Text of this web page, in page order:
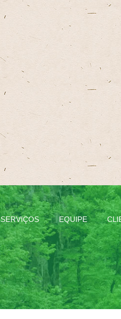
SERVIÇOS EQUIPE